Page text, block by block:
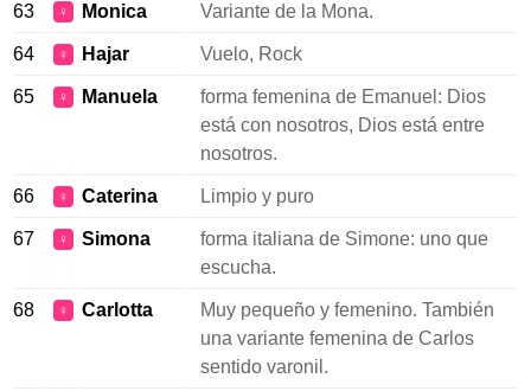
63 ♀ Monica Variante de la Mona.
64 ♀ Hajar Vuelo, Rock
65 ♀ Manuela
forma femenina de Emanuel: Dios
está con nosotros, Dios está entre
nosotros.
66 ♀ Caterina Limpio y puro
67 ♀ Simona
forma italiana de Simone: uno que
escucha.
68 ♀ Carlotta
Muy pequeño y femenino. También
una variante femenina de Carlos
sentido varonil.